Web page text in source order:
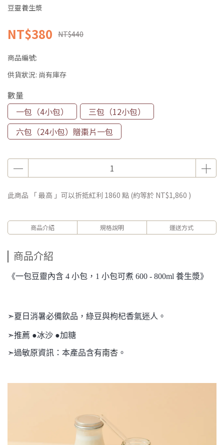
豆靈養生漿
NT$380 NT$440
商品編號:
供貨狀況: 尚有庫存
數量
一包（4小包）
三包（12小包）
六包（24小包）贈棗片一包
此商品 「 最高 」可以折抵紅利 1860 點 (約等於 NT$1,860 )
商品介紹 規格說明 運送方式
商品介紹
《一包豆靈內含 4 小包，1 小包可煮 600 - 800ml 養生漿》
➣夏日消暑必備飲品，綠豆與枸杞香氣迷人。
➣推薦 ●冰沙 ●加糖
➣過敏原資訊：本產品含有南杏 。